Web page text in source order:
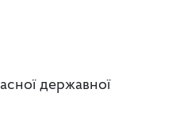
державної